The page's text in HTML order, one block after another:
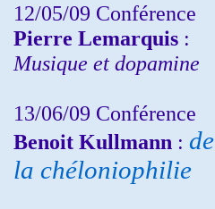
12/05/09 Conférence
Pierre Lemarquis :
Musique et dopamine
13/06/09 Conférence
Benoit Kullmann : de
la chéloniophilie